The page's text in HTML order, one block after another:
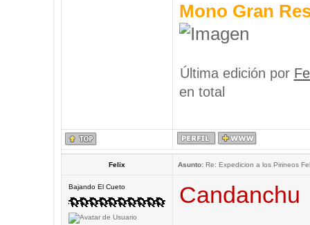
Mono Gran
Última edición por
en total
Felix Asunto:Re: Expedicion a los Pirineos
Bajando El Cueto Candanchu